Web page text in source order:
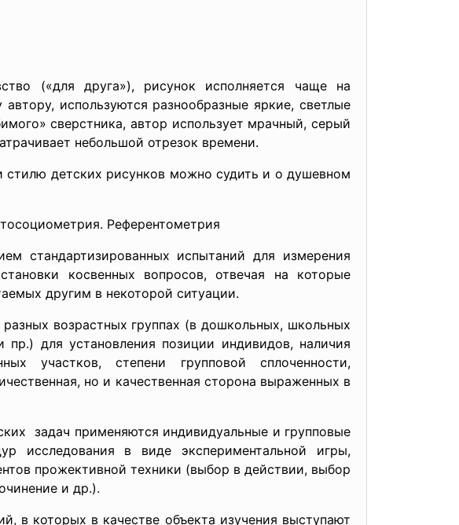
(«для друга»), рисунок исполняется чаще на
используются разнообразные яркие, светлые
сверстника, автор использует мрачный, серый
небольшой отрезок времени.
детских рисунков можно судить и о душевном
Референтометрия
стандартизированных испытаний для измерения
косвенных вопросов, отвечая на которые
другим в некоторой ситуации.
возрастных группах (в дошкольных, школьных
пр.) для установления позиции индивидов, наличия
участков, степени групповой сплоченности,
но и качественная сторона выраженных в
задач применяются индивидуальные и групповые
исследования в виде экспериментальной игры,
прожективной техники (выбор в действии, выбор
и др.).
в которых в качестве объекта изучения выступают